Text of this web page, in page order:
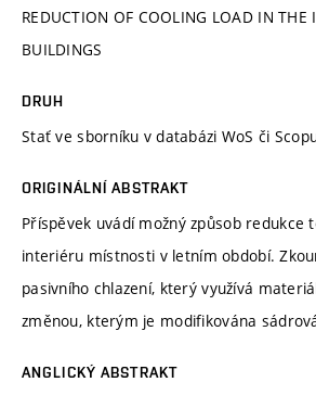
REDUCTION OF COOLING LOAD IN THE
BUILDINGS
DRUH
Stať ve sborníku v databázi WoS či
ORIGINÁLNÍ ABSTRAKT
Příspěvek uvádí možný způsob redukce
interiéru místnosti v letním období.
pasivního chlazení, který využívá
změnou, kterým je modifikována
ANGLICKÝ ABSTRAKT